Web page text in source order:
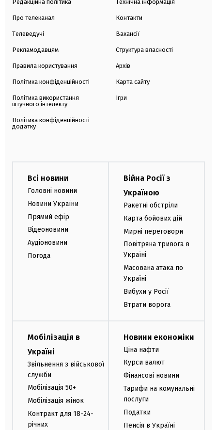
Редакційна політика
Про телеканал
Телеведучі
Рекламодавцям
Правила користування
Політика конфіденційності
Політика використання
штучного інтелекту
Політика конфіденційності
додатку
Технічна інформація
Контакти
Вакансії
Структура власності
Архів
Карта сайту
Ігри
Всі новини
Головні новини
Новини України
Прямий ефір
Відеоновини
Аудіоновини
Погода
Війна Росії з
Україною
Ракетні обстріли
Карта бойових дій
Мирні переговори
Повітряна тривога в
Україні
Масована атака по
Україні
Вибухи у Росії
Втрати ворога
Мобілізація в
Україні
Звільнення з військової
служби
Мобілізація 50+
Мобілізація жінок
Контракт для 18-24-
річних
Новини економіки
Ціна нафти
Курси валют
Фінансові новини
Тарифи на комунальні
послуги
Податки
Пенсія в Україні